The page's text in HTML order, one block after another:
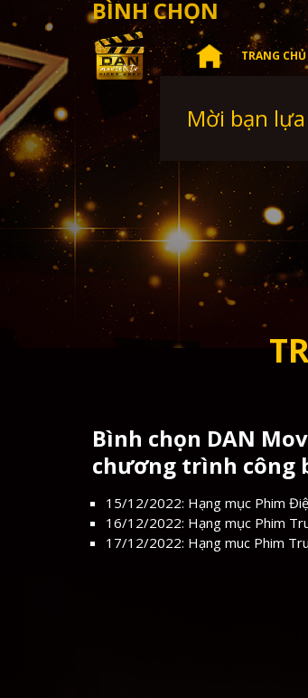
TRANG CHỦ
BÌNH CHỌN
Mời bạn
Bình chọn DAN
chương trình công
15/12/2022: Hạng mục Phim
16/12/2022: Hạng mục Phim
17/12/2022: Hạng muc Phim